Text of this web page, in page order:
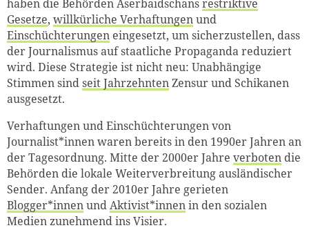
haben die Behörden Aserbaidschansrestriktive
Gesetze, willkürliche Verhaftungenund
Einschüchterungen eingesetzt, um sicherzustellen, dass
der Journalismus auf staatliche Propaganda reduziert
wird. Diese Strategie ist nicht neu: Unabhängige
Stimmen sindseit JahrzehntenZensur und Schikanen
ausgesetzt.
Verhaftungen und Einschüchterungen von
Journalist*innen waren bereits in den 1990er Jahren an
der Tagesordnung. Mitte der 2000er Jahre verboten die
Behörden die lokale Weiterverbreitung ausländischer
Sender. Anfang der 2010er Jahre gerieten
Blogger*innenundAktivist*innenin den sozialen
Medien zunehmend ins Visier.